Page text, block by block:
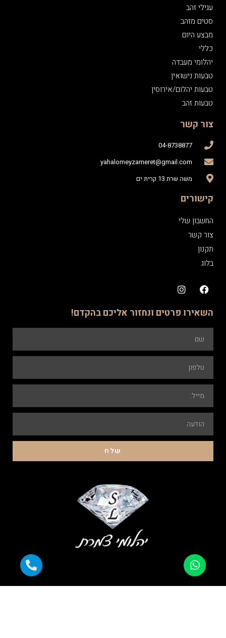
עגילי זהב
סטים מזהב
מבצע היום
כללי
יהלומי מעבדה
טבעות נישואין
טבעות יהלום/אירוסין
טבעות זהב
צור קשר
04-8738877
yahalomeyzameret@gmail.com
משה שרת 13 קרית ים
קישורים
החשבון שלי
צור קשר
תקנון
בלוג
השאירו פרטים ונחזור אליכם בהקדם!
שלח